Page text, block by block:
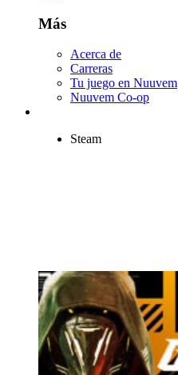
Más
Acerca de
Carreras
Tu juego en Nuuvem
Nuuvem Co-op
Steam